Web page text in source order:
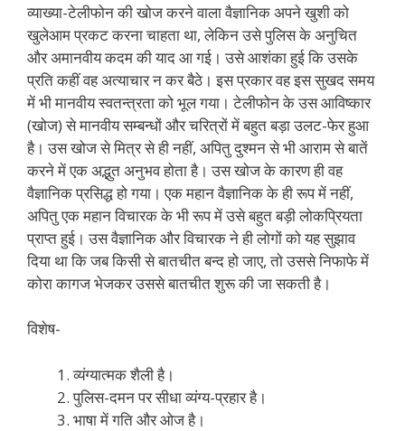
व्याख्या-टेलीफोन की खोज करने वाला वैज्ञानिक अपने खुशी को
खुलेआम प्रकट करना चाहता था, लेकिन उसे पुलिस के अनुचित
और अमानवीय कदम की याद आ गई। उसे आशंका हुई कि उसके
प्रति कहीं वह अत्याचार न कर बैठे। इस प्रकार वह इस सुखद समय
में भी मानवीय स्वतन्त्रता को भूल गया। टेलीफोन के उस आविष्कार
(खोज) से मानवीय सम्बन्धों और चरित्रों में बहुत बड़ा उलट-फेर हुआ
है। उस खोज से मित्र से ही नहीं, अपितु दुश्मन से भी आराम से बातें
करने में एक अद्भुत अनुभव होता है। उस खोज के कारण ही वह
वैज्ञानिक प्रसिद्ध हो गया। एक महान वैज्ञानिक के ही रूप में नहीं,
अपितु एक महान विचारक के भी रूप में उसे बहुत बड़ी लोकप्रियता
प्राप्त हुई। उस वैज्ञानिक और विचारक ने ही लोगों को यह सुझाव
दिया था कि जब किसी से बातचीत बन्द हो जाए, तो उससे निफाफे में
कोरा कागज भेजकर उससे बातचीत शुरू की जा सकती है।
विशेष-
व्यंग्यात्मक शैली है।
पुलिस-दमन पर सीधा व्यंग्य-प्रहार है।
भाषा में गति और ओज है।